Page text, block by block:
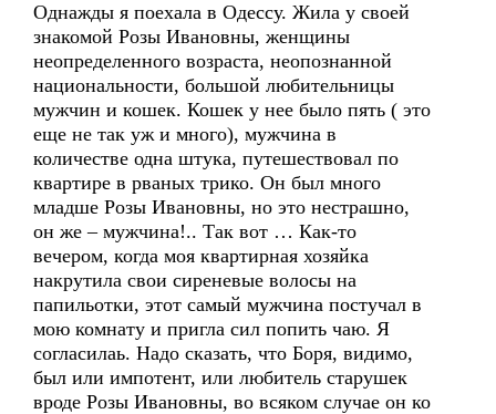
Однажды я поехала в Одессу. Жила у своей
знакомой Розы Ивановны, женщины
неопределенного возраста, неопознанной
национальности, большой любительницы
мужчин и кошек. Кошек у нее было пять ( это
еще не так уж и много), мужчина в
количестве одна штука, путешествовал по
квартире в рваных трико. Он был много
младше Розы Ивановны, но это нестрашно,
он же – мужчина!.. Так вот … Как-то
вечером, когда моя квартирная хозяйка
накрутила свои сиреневые волосы на
папильотки, этот самый мужчина постучал в
мою комнату и пригла сил попить чаю. Я
согласилаь. Надо сказать, что Боря, видимо,
был или импотент, или любитель старушек
вроде Розы Ивановны, во всяком случае он ко